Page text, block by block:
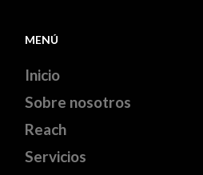
MENÚ
Inicio
Sobre nosotros
Reach
Servicios